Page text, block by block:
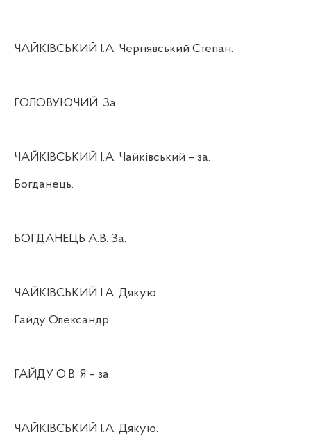
ЧАЙКІВСЬКИЙ І.А. Чернявський Степан.
ГОЛОВУЮЧИЙ. За.
ЧАЙКІВСЬКИЙ І.А. Чайківський – за.
Богданець.
БОГДАНЕЦЬ А.В. За.
ЧАЙКІВСЬКИЙ І.А. Дякую.
Гайду Олександр.
ГАЙДУ О.В. Я – за.
ЧАЙКІВСЬКИЙ І.А. Дякую.